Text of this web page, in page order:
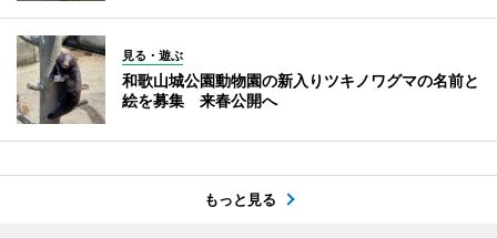
見る・遊ぶ
和歌山城公園動物園の新入りツキノワグマの名前と
絵を募集 来春公開へ
もっと見る